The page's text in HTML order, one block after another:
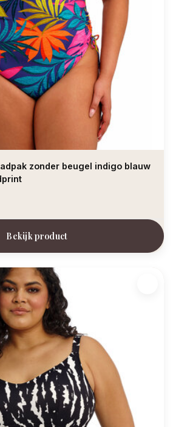
zonder beugel indigo blauw
Bekijk product